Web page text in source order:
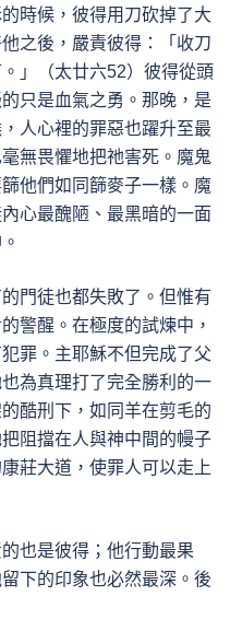
時候，彼得用刀砍掉了大
之後，嚴責彼得：「收刀
」（太廿六52）彼得從頭
只是血氣之勇。那晚，是
人心裡的罪惡也躍升至最
無畏懼地把祂害死。魔鬼
他們如同篩麥子一樣。魔
心最醜陋、最黑暗的一面
門徒也都失敗了。但惟有
警醒。在極度的試煉中，
罪。主耶穌不但完成了父
為真理打了完全勝利的一
酷刑下，如同羊在剪毛的
阻擋在人與神中間的幔子
莊大道，使罪人可以走上
也是彼得；他行動最果
下的印象也必然最深。後